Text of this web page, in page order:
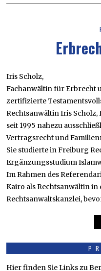
Iris Scholz,
Fachanwältin für Erbrecht
zertifizierte
Rechtsanwältin Iris
seit 1995 nahezu
Vertragsrecht und
Sie studierte in Freiburg
Ergänzungsstudium
Im Rahmen des
Kairo als Rechtsanwältin
Rechtsanwaltskanzlei,
Hier finden Sie Links zu